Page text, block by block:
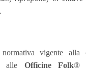
vigente alla
alle Officine Folk®